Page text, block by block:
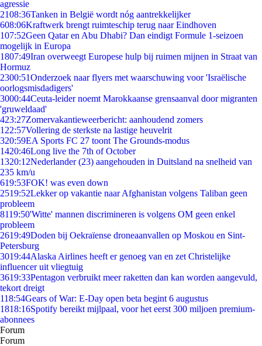
agressie
2108:36Tanken in België wordt nóg aantrekkelijker
608:06Kraftwerk brengt ruimteschip terug naar Eindhoven
107:52Geen Qatar en Abu Dhabi? Dan eindigt Formule 1-seizoen
mogelijk in Europa
1807:49Iran overweegt Europese hulp bij ruimen mijnen in Straat van
Hormuz
2300:51Onderzoek naar flyers met waarschuwing voor 'Israëlische
oorlogsmisdadigers'
3000:44Ceuta-leider noemt Marokkaanse grensaanval door migranten
'gruweldaad'
423:27Zomervakantieweerbericht: aanhoudend zomers
1 22:57Vollering de sterkste na lastige heuvelrit
320:59EA Sports FC 27 toont The Grounds-modus
1420:46Long live the 7th of October
1320:12Nederlander (23) aangehouden in Duitsland na snelheid van
235 km/u
619:53FOK! was even down
2519:52Lekker op vakantie naar Afghanistan volgens Taliban geen
probleem
8119:50'Witte' mannen discrimineren is volgens OM geen enkel
probleem
2619:49Doden bij Oekraïense droneaanvallen op Moskou en Sint-
Petersburg
3019:44Alaska Airlines heeft er genoeg van en zet Christelijke
influencer uit vliegtuig
3619:33Pentagon verbruikt meer raketten dan kan worden aangevuld,
tekort dreigt
118:54Gears of War: E-Day open beta begint 6 augustus
1818:16Spotify bereikt mijlpaal, voor het eerst 300 miljoen premium-
abonnees
Forum
Forum